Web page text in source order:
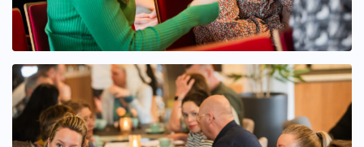
Bekijk afbeelding groter